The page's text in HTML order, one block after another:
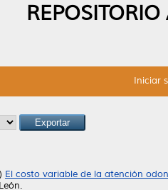
Iniciar
El costo variable de la atención